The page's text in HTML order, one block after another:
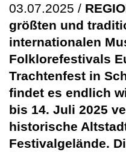
03.07.2025 /
größten und
internationalen
Folklorefestivals
Trachtenfest in
findet es endlich
bis 14. Juli 2025
historische
Festivalgelände.